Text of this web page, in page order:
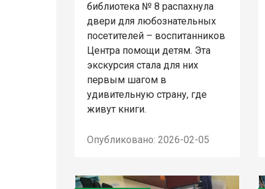
библиотека № 8 распахнула
двери для любознательных
посетителей – воспитанников
Центра помощи детям. Эта
экскурсия стала для них
первым шагом в
удивительную страну, где
живут книги.
Опубликовано: 2026-02-05